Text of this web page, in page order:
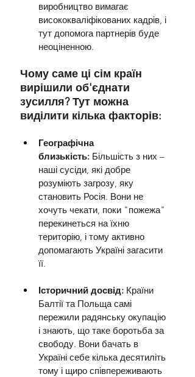
виробництво вимагає
висококваліфікованих кадрів, і
тут допомога партнерів буде
неоціненною.
Чому саме ці сім країн
вирішили об'єднати
зусилля? Тут можна
виділити кілька факторів:
Географічна
близькість: Більшість з них –
наші сусіди, які добре
розуміють загрозу, яку
становить Росія. Вони не
хочуть чекати, поки "пожежа"
перекинеться на їхню
територію, і тому активно
допомагають Україні загасити
її.
Історичний досвід: Країни
Балтії та Польща самі
пережили радянську окупацію
і знають, що таке боротьба за
свободу. Вони бачать в
Україні себе кілька десятиліть
тому і щиро співпереживають